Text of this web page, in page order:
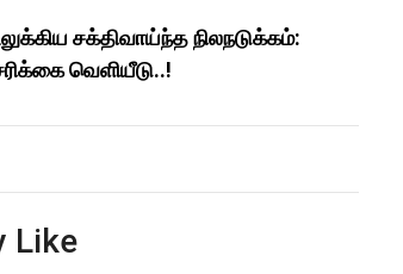
சக்திவாய்ந்த நிலநடுக்கம்:
வெளியீடு..!
Like